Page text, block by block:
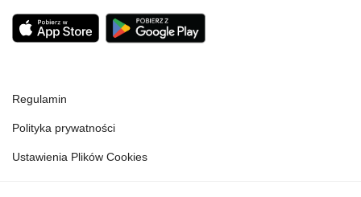
Regulamin
Polityka prywatności
Ustawienia Plików Cookies